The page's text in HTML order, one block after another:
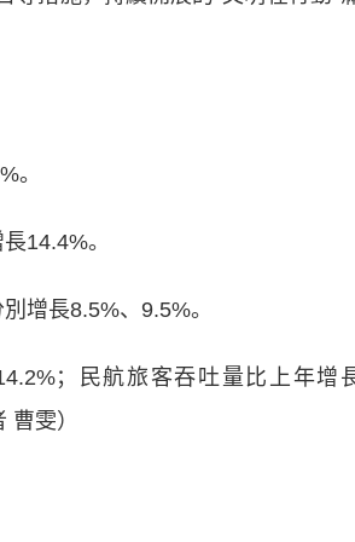
。
14.4%。
增長8.5%、9.5%。
；民航旅客吞吐量比上年增
雯）